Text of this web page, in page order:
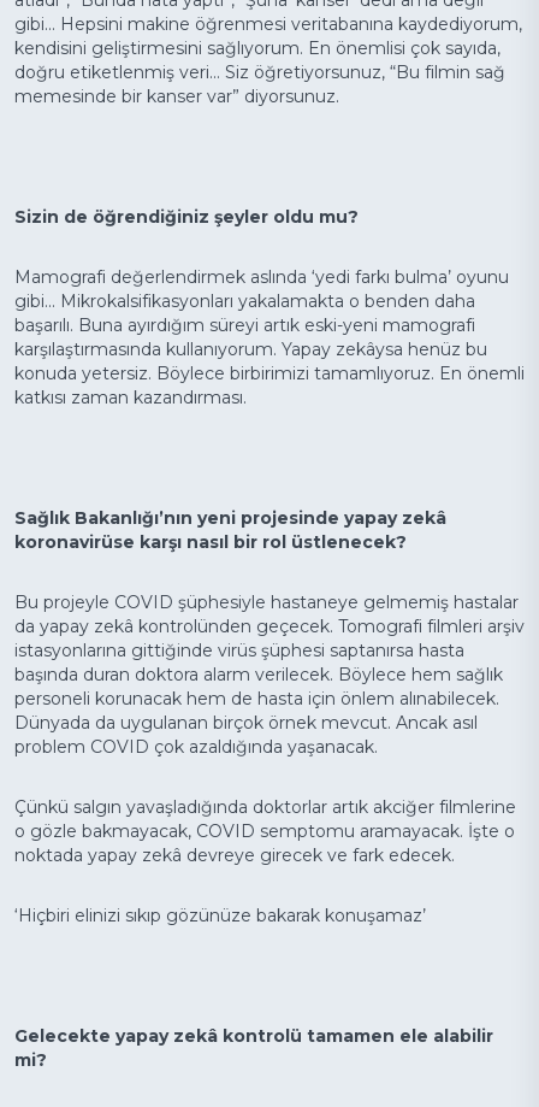
gibi... Hepsini makine öğrenmesi veritabanına kaydediyorum,
kendisini geliştirmesini sağlıyorum. En önemlisi çok sayıda,
doğru etiketlenmiş veri... Siz öğretiyorsunuz, “Bu filmin sağ
memesinde bir kanser var” diyorsunuz.
Sizin de öğrendiğiniz şeyler oldu mu?
Mamografi değerlendirmek aslında ‘yedi farkı bulma’ oyunu
gibi... Mikrokalsifikasyonları yakalamakta o benden daha
başarılı. Buna ayırdığım süreyi artık eski-yeni mamografi
karşılaştırmasında kullanıyorum. Yapay zekâysa henüz bu
konuda yetersiz. Böylece birbirimizi tamamlıyoruz. En önemli
katkısı zaman kazandırması.
Sağlık Bakanlığı’nın yeni projesinde yapay zekâ
koronavirüse karşı nasıl bir rol üstlenecek?
Bu projeyle COVID şüphesiyle hastaneye gelmemiş hastalar
da yapay zekâ kontrolünden geçecek. Tomografi filmleri arşiv
istasyonlarına gittiğinde virüs şüphesi saptanırsa hasta
başında duran doktora alarm verilecek. Böylece hem sağlık
personeli korunacak hem de hasta için önlem alınabilecek.
Dünyada da uygulanan birçok örnek mevcut. Ancak asıl
problem COVID çok azaldığında yaşanacak.
Çünkü salgın yavaşladığında doktorlar artık akciğer filmlerine
o gözle bakmayacak, COVID semptomu aramayacak. İşte o
noktada yapay zekâ devreye girecek ve fark edecek.
‘Hiçbiri elinizi sıkıp gözünüze bakarak konuşamaz’
Gelecekte yapay zekâ kontrolü tamamen ele alabilir
mi?